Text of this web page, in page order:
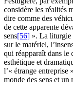
considère les réalités
dire comme des
de cette apparente
sens[56] ». La liturgie
sur le matériel,
qui réapparaît dans le
esthétique et
l’« étrange entreprise
monde des sens et un